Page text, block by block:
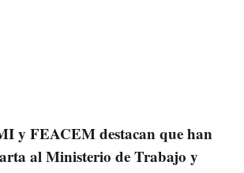
y FEACEM destacan que han
al Ministerio de Trabajo y